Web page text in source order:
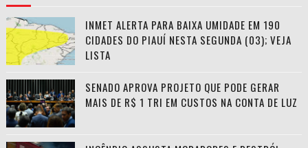
INMET ALERTA PARA BAIXA UMIDADE EM 190
CIDADES DO PIAUÍ NESTA SEGUNDA (03); VEJA
LISTA
SENADO APROVA PROJETO QUE PODE GERAR
MAIS DE R$ 1 TRI EM CUSTOS NA CONTA DE LUZ